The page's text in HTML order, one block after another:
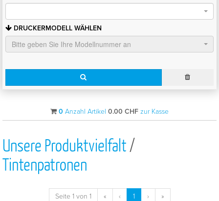
DRUCKERMODELL WÄHLEN
Bitte geben Sie Ihre Modellnummer an
0 Anzahl Artikel 0.00 CHF zur Kasse
Unsere Produktvielfalt/
Tintenpatronen
Seite 1 von 1 « ‹ 1 › »